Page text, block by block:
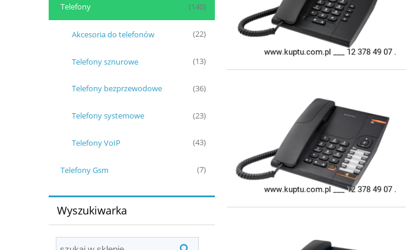
Telefony (140)
Akcesoria do telefonów (22)
Telefony sznurowe (13)
Telefony bezprzewodowe (36)
Telefony systemowe (23)
Telefony VoIP (43)
Telefony Gsm (7)
Wyszukiwarka